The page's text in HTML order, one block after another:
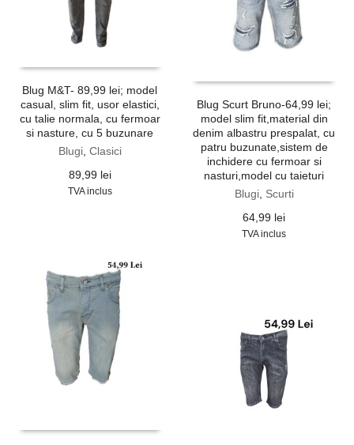
Blug M&T- 89,99 lei; model
casual, slim fit, usor elastici,
cu talie normala, cu fermoar
si nasture, cu 5 buzunare
Blugi, Clasici
89,99 lei
TVA inclus
Blug Scurt Bruno-64,99 lei;
model slim fit,material din
denim albastru prespalat, cu
patru buzunate,sistem de
inchidere cu fermoar si
nasturi,model cu taieturi
Blugi, Scurti
64,99 lei
TVA inclus